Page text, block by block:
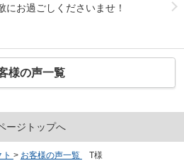
にお過ごしくださいませ！
様の声一覧
ージトップへ
> お客様の声一覧 T様